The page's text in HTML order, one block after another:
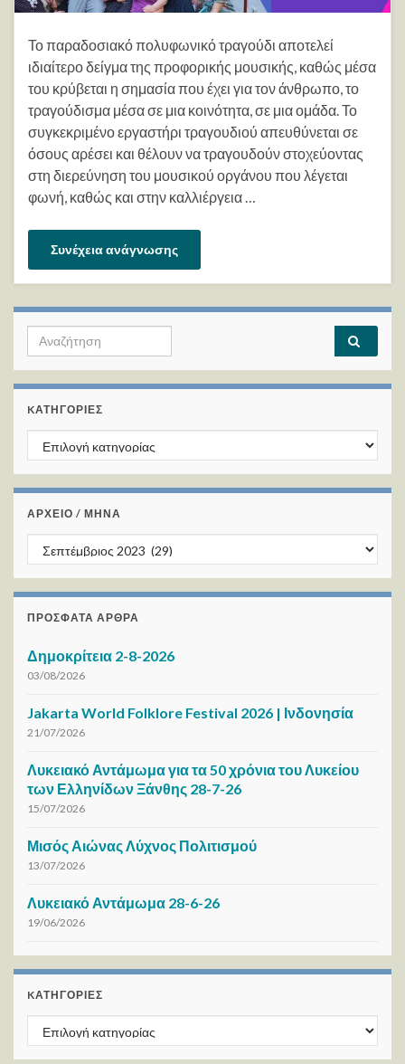
Το παραδοσιακό πολυφωνικό τραγούδι αποτελεί
ιδιαίτερο δείγμα της προφορικής μουσικής, καθώς μέσα
του κρύβεται η σημασία που έχει για τον άνθρωπο, το
τραγούδισμα μέσα σε μια κοινότητα, σε μια ομάδα. Το
συγκεκριμένο εργαστήρι τραγουδιού απευθύνεται σε
όσους αρέσει και θέλουν να τραγουδούν στοχεύοντας
στη διερεύνηση του μουσικού οργάνου που λέγεται
φωνή, καθώς και στην καλλιέργεια …
Συνέχεια ανάγνωσης
Search for:
KΑΤΗΓΟΡΊΕΣ
Kατηγορίες
ΑΡΧΕΙΟ / ΜΗΝΑ
ΑΡΧΕΙΟ / ΜΗΝΑ
ΠΡΌΣΦΑΤΑ ΆΡΘΡΑ
Δημοκρίτεια 2-8-2026
03/08/2026
Jakarta World Folklore Festival 2026 | Ινδονησία
21/07/2026
Λυκειακό Αντάμωμα για τα 50 χρόνια του Λυκείου
των Ελληνίδων Ξάνθης 28-7-26
15/07/2026
Μισός Αιώνας Λύχνος Πολιτισμού
13/07/2026
Λυκειακό Αντάμωμα 28-6-26
19/06/2026
KΑΤΗΓΟΡΊΕΣ
Kατηγορίες